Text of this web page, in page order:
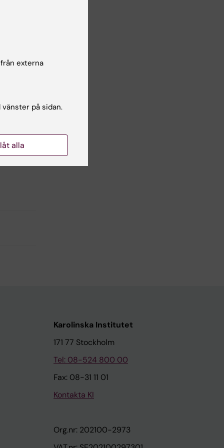
Karolinska Institutet
171 77 Stockholm
Tel: 08-524 800 00
Fax: 08-31 11 01
Kontakta KI
Org.nr: 202100-2973
externa
på sidan.
alla